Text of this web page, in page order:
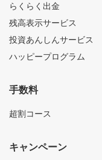
らくらく出金
残高表示サービス
投資あんしんサービス
ハッピープログラム
手数料
超割コース
キャンペーン